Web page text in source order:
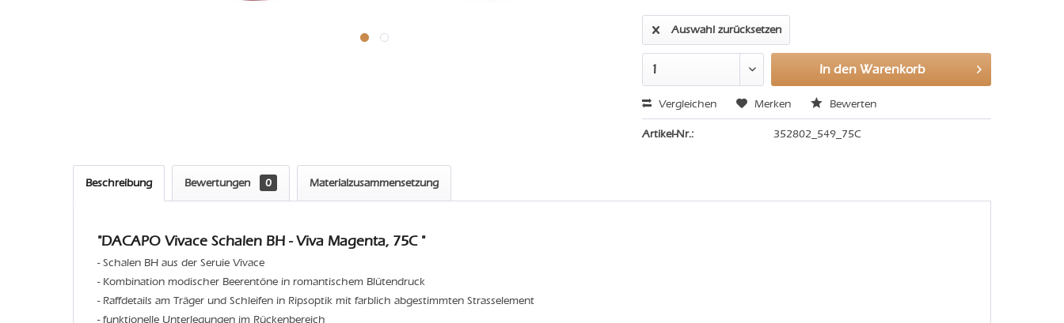
Auswahl zurücksetzen
In den Warenkorb
Vergleichen Merken Bewerten
Artikel-Nr.: 352802_549_75C
Beschreibung Bewertungen 0 Materialzusammensetzung
"DACAPO Vivace Schalen BH - Viva Magenta, 75C "
- Schalen BH aus der Seruie Vivace
- Kombination modischer Beerentöne in romantischem Blütendruck
- Raffdetails am Träger und Schleifen in Ripsoptik mit farblich abgestimmten Strasselement
- funktionelle Unterlegungen im Rückenbereich